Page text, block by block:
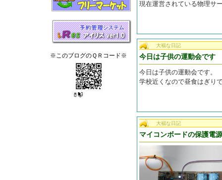
※このブログのＱＲコード※
現在運営されている物理サ
大福な日記
今日は子供の運動会です
今日は子供の運動会です。
学校近くなので昼食はぎり
大福な日記
マイコンボードの保護電源